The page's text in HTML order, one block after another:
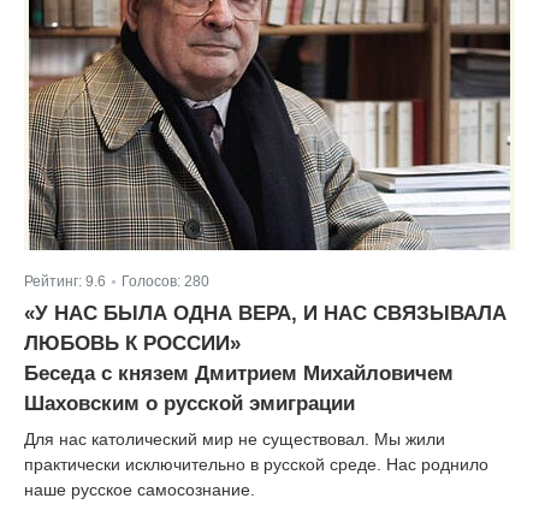
Рейтинг: 9.6 Голосов: 280
«У НАС БЫЛА ОДНА ВЕРА, И НАС СВЯЗЫВАЛА
ЛЮБОВЬ К РОССИИ»
Беседа с князем Дмитрием Михайловичем
Шаховским о русской эмиграции
Для нас католический мир не существовал. Мы жили
практически исключительно в русской среде. Нас роднило
наше русское самосознание.